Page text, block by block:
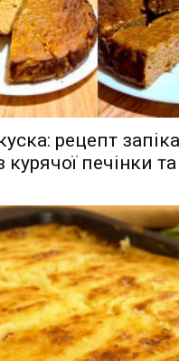
рецепт
курячої печінки